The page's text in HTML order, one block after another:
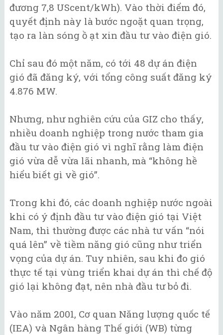
đương 7,8 UScent/kWh). Vào thời điểm đó,
quyết định này là bước ngoặt quan trọng,
tạo ra làn sóng ồ ạt xin đầu tư vào điện gió.
Chỉ sau đó một năm, có tới 48 dự án điện
gió đã đăng ký, với tổng công suất đăng ký
4.876 MW.
Nhưng, như nghiên cứu của GIZ cho thấy,
nhiều doanh nghiệp trong nước tham gia
đầu tư vào điện gió vì nghĩ rằng làm điện
gió vừa dễ vừa lãi nhanh, mà “không hề
hiểu biết gì về gió”.
Trong khi đó, các doanh nghiệp nước ngoài
khi có ý định đầu tư vào điện gió tại Việt
Nam, thì thường được các nhà tư vấn “nói
quá lên” về tiềm năng gió cũng như triển
vọng của dự án. Tuy nhiên, sau khi đo gió
thực tế tại vùng triển khai dự án thì chế độ
gió lại không đạt, nên nhà đầu tư bỏ đi.
Vào năm 2001, Cơ quan Năng lượng quốc tế
(IEA) và Ngân hàng Thế giới (WB) từng